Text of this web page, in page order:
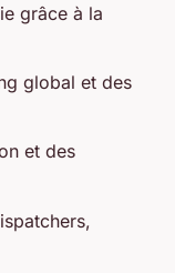
grâce à la
global et des
et des